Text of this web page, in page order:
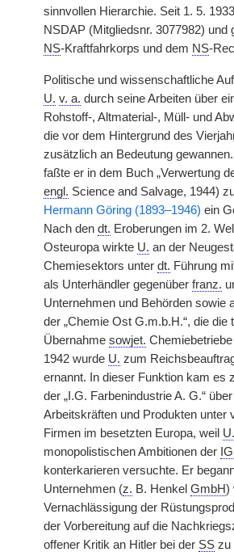
sinnvollen Hierarchie. Seit 1. 5.
NSDAP (Mitgliedsnr. 3077982) und
NS-Kraftfahrkorps und dem NS-
Politische und wissenschaftliche
U. v. a. durch seine Arbeiten über
Rohstoff-, Altmaterial-, Müll- und
die vor dem Hintergrund des
zusätzlich an Bedeutung
faßte er in dem Buch „Verwertung
engl. Science and Salvage, 1944)
Hermann Göring (1893–1946) ein
Nach den dt. Eroberungen im 2.
Osteuropa wirkte U. an der
Chemiesektors unter dt. Führung
als Unterhändler gegenüber franz.
Unternehmen und Behörden sowie
der „Chemie Ost G.m.b.H.“, die die
Übernahme sowjet.
1942 wurde U. zum
ernannt. In dieser Funktion kam es
der „I.G. Farbenindustrie A. G.“
Arbeitskräften und Produkten unter
Firmen im besetzten Europa, weil U.
monopolistischen Ambitionen der IG
konterkarieren versuchte. Er
Unternehmen (z. B. Henkel GmbH)
Vernachlässigung der
der Vorbereitung auf die
offener Kritik an Hitler bei der SS zu